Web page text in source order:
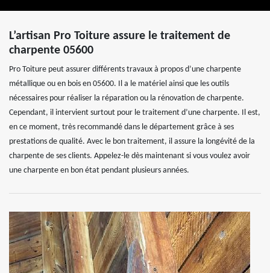
L’artisan Pro Toiture assure le traitement de
charpente 05600
Pro Toiture peut assurer différents travaux à propos d’une charpente
métallique ou en bois en 05600. Il a le matériel ainsi que les outils
nécessaires pour réaliser la réparation ou la rénovation de charpente.
Cependant, il intervient surtout pour le traitement d’une charpente. Il est,
en ce moment, très recommandé dans le département grâce à ses
prestations de qualité. Avec le bon traitement, il assure la longévité de la
charpente de ses clients. Appelez-le dès maintenant si vous voulez avoir
une charpente en bon état pendant plusieurs années.